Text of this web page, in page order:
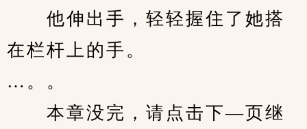
他伸出手，轻轻握住了她搭
在栏杆上的手。
…。。
本章没完，请点击下—页继